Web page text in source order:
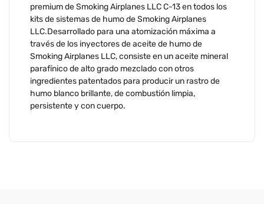
premium de Smoking Airplanes LLC C-13 en todos los
kits de sistemas de humo de Smoking Airplanes
LLC.Desarrollado para una atomización máxima a
través de los inyectores de aceite de humo de
Smoking Airplanes LLC, consiste en un aceite mineral
parafínico de alto grado mezclado con otros
ingredientes patentados para producir un rastro de
humo blanco brillante, de combustión limpia,
persistente y con cuerpo.